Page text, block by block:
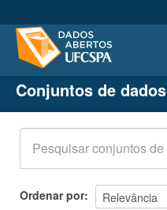
Conjuntos de dados
Organizações
Grupos
Sobre
Conjuntos de dados
Ordenar por